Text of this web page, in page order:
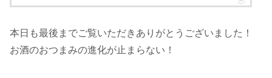
本日も最後までご覧いただきありがとうございました！
お酒のおつまみの進化が止まらない！